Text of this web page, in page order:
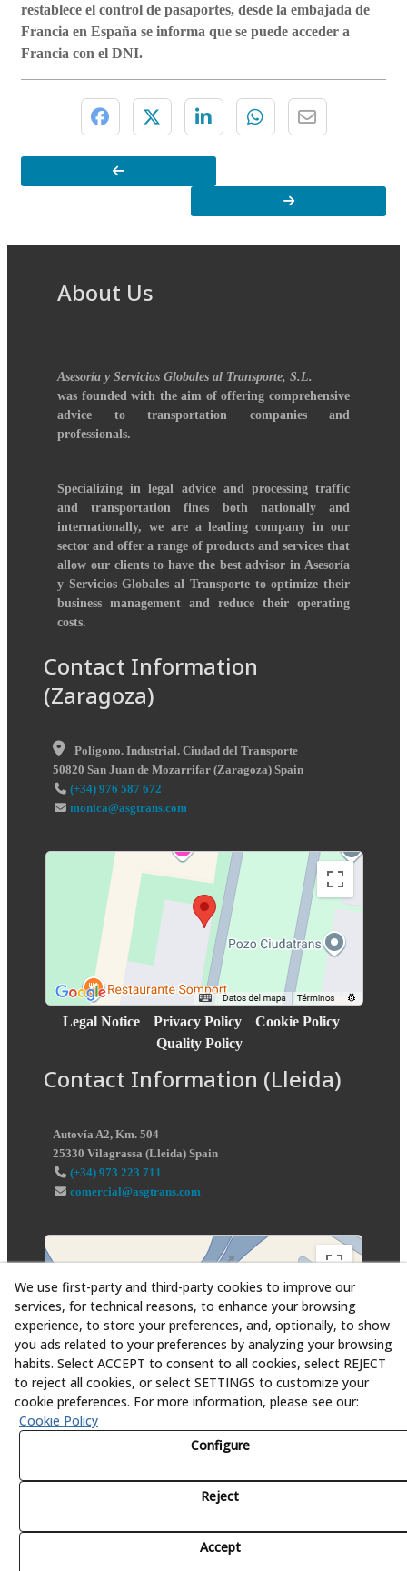
restablece el control de pasaportes, desde la embajada de
Francia en España se informa que se puede acceder a
Francia con el DNI.
About Us
Asesoría y Servicios Globales al Transporte, S.L.
was founded with the aim of offering comprehensive
advice to transportation companies and
professionals.
Specializing in legal advice and processing traffic
and transportation fines both nationally and
internationally, we are a leading company in our
sector and offer a range of products and services that
allow our clients to have the best advisor in Asesoría
y Servicios Globales al Transporte to optimize their
business management and reduce their operating
costs.
Contact Information
(Zaragoza)
Poligono. Industrial. Ciudad del Transporte
50820 San Juan de Mozarrifar (Zaragoza) Spain
(+34) 976 587 672
monica@asgtrans.com
Legal Notice Privacy Policy
Cookie Policy
Quality Policy
Contact Information (Lleida)
Autovía A2, Km. 504
25330 Vilagrassa (Lleida) Spain
(+34) 973 223 711
comercial@asgtrans.com
S.L. - All rights reserved.
We use first-party and third-party cookies to improve our
services, for technical reasons, to enhance your browsing
experience, to store your preferences, and, optionally, to show
you ads related to your preferences by analyzing your browsing
habits. Select ACCEPT to consent to all cookies, select REJECT
to reject all cookies, or select SETTINGS to customize your
cookie preferences. For more information, please see our:
Cookie Policy
Configure
Reject
Accept